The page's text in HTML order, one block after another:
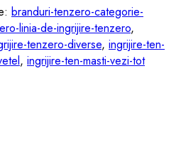
branduri-tenzero-categorie-
linia-de-ingrijire-tenzero,
tenzero-diverse, ingrijire-ten-
, ingrijire-ten-masti-vezi-tot